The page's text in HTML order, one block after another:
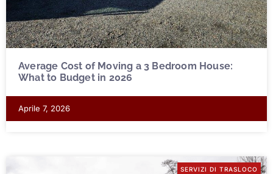
Average Cost of Moving a 3 Bedroom House:
What to Budget in 2026
Aprile 7, 2026
SERVIZI DI TRASLOCO